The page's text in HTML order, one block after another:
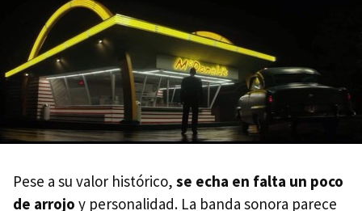
Pese a su valor histórico, se echa en falta un poco
de arrojo y personalidad. La banda sonora parece